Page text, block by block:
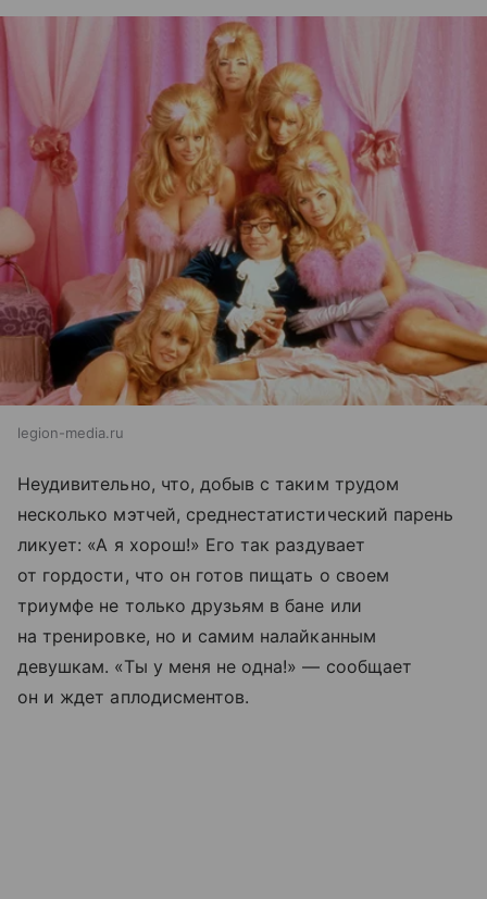
legion-media.ru
Неудивительно, что, добыв с таким трудом
несколько мэтчей, среднестатистический парень
ликует: «А я хорош!» Его так раздувает
от гордости, что он готов пищать о своем
триумфе не только друзьям в бане или
на тренировке, но и самим налайканным
девушкам. «Ты у меня не одна!» — сообщает
он и ждет аплодисментов.